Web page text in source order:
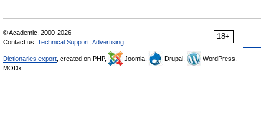
18+
© Academic, 2000-2026
Contact us: Technical Support Advertising
Dictionaries export , created on PHP, Joomla, Drupal,
WordPress,
MODx.